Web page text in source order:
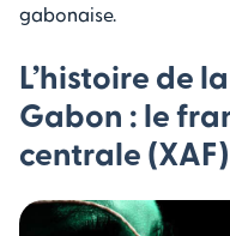
gabonaise.
L’histoire de
Gabon : le
centrale (XAF)